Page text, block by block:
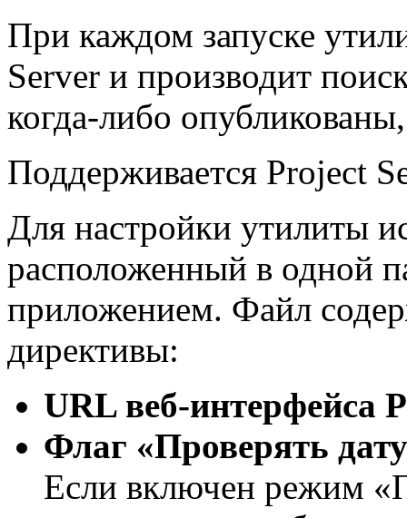
При каждом запуске
Server и производит
когда-либо
Поддерживается Project
Для настройки утилиты
расположенный в одной
приложением. Файл
директивы:
URL веб-интерфейса
Флаг «Проверять
Если включен режим